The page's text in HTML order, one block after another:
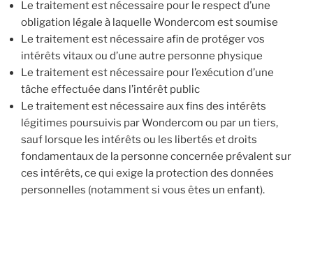
Le traitement est nécessaire pour le respect d’une
obligation légale à laquelle Wondercom est soumise
Le traitement est nécessaire afin de protéger vos
intérêts vitaux ou d’une autre personne physique
Le traitement est nécessaire pour l’exécution d’une
tâche effectuée dans l’intérêt public
Le traitement est nécessaire aux fins des intérêts
légitimes poursuivis par Wondercom ou par un tiers,
sauf lorsque les intérêts ou les libertés et droits
fondamentaux de la personne concernée prévalent sur
ces intérêts, ce qui exige la protection des données
personnelles (notamment si vous êtes un enfant).